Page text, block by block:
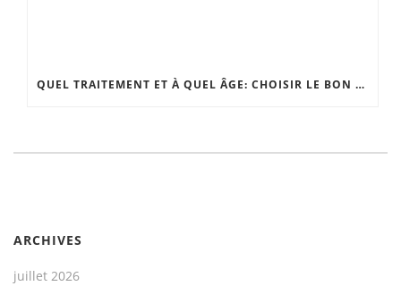
QUEL TRAITEMENT ET À QUEL ÂGE: CHOISIR LE BON MOMENT
ARCHIVES
juillet 2026